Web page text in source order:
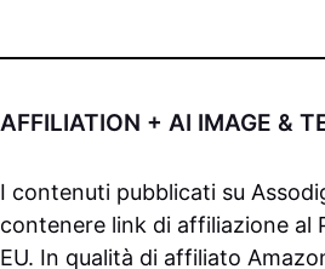
AFFILIATION + AI IMAGE &
I contenuti pubblicati su
contenere link di affiliazione al
EU. In qualità di affiliato